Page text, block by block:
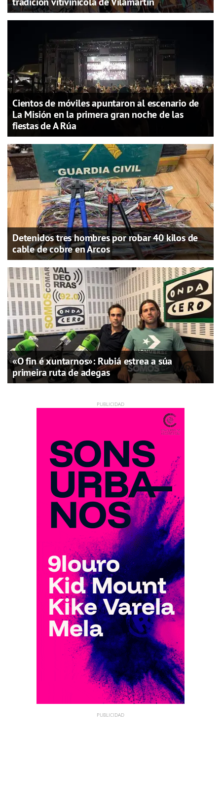
Cientos de móviles apuntaron al escenario de
La Misión en la primera gran noche de las
fiestas de A Rúa
Detenidos tres hombres por robar 40 kilos de
cable de cobre en Arcos
«O fin é xuntarnos»: Rubiá estrea a súa
primeira ruta de adegas